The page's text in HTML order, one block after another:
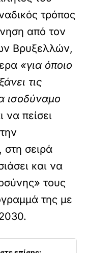
τρόπος
από τον
Βρυξελλών,
«για όποιο
τις
ισοδύναμο
να πείσει
στη σειρά
και να
τους
της με